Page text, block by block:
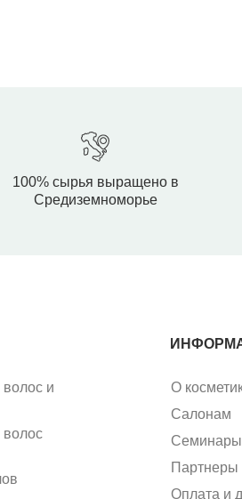
100% сырья выращено в
Средиземноморье
волос и
волос
О
Салонам
Семинары
Партнеры
Оплата и